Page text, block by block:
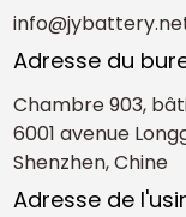
Adresse du
Chambre 903,
6001 avenue
Shenzhen, Chine
Adresse de